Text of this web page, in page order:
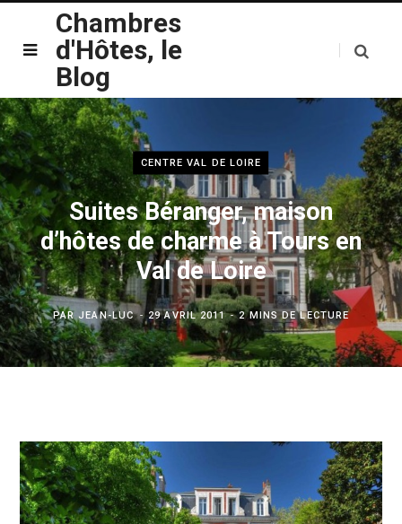
Chambres
d'Hôtes, le
Blog
CENTRE VAL DE LOIRE
Suites Béranger, maison
d’hôtes de charme à Tours en
Val de Loire
PAR JEAN-LUC 29 AVRIL 2011 2 MINS DE LECTURE